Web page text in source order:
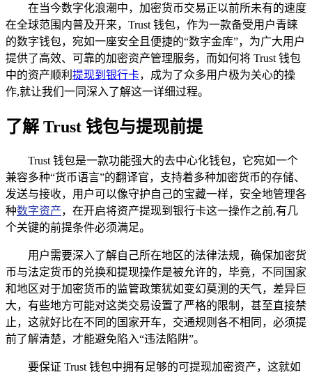
在当今数字化浪潮中，加密货币交易正以前所未有的速度
在全球范围内普及开来，Trust 钱包，作为一款备受用户青睐
的数字钱包，宛如一座安全且便捷的“数字金库”，为广大用户
提供了高效、可靠的加密资产管理服务，而如何将 Trust 钱包
中的资产顺利 提现到银行卡，成为了众多用户极为关心的操
作,就让我们一同深入了解这一详细过程。
了解 Trust 钱包与提现前提
Trust 钱包是一款功能强大的去中心化钱包，它宛如一个
兼容多种“货币语言”的翻译官，支持着多种加密货币的存储、
发送与接收，用户可以像守护自己的宝藏一样，安全地管理各
种数字资产，在开启将资产提现到银行卡这一操作之前,有几
个关键的前提条件必须满足。
用户需要深入了解自己所在地区的法律法规，确保加密货
币与法定货币的兑换和提现操作是被允许的，毕竟，不同国家
和地区对于加密货币的监管政策犹如变幻莫测的天气，差异巨
大，有些地方可能对这类交易设置了严格的限制，甚至直接禁
止，这就好比在不同的国家开车，交通规则各不相同，必须提
前了解清楚，才能避免陷入“违法陷阱”。
要保证 Trust 钱包中拥有足够的可提现加密资产，这就如